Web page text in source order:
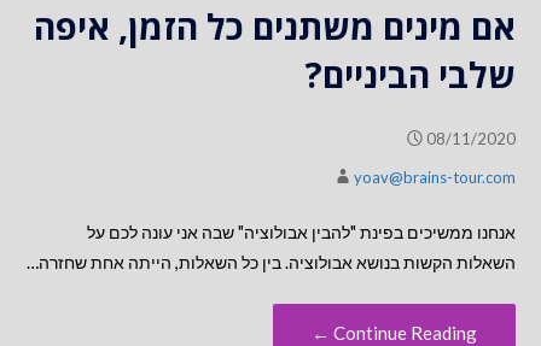
אם מינים משתנים כל הזמן, איפה
שלבי הביניים?
08/11/2020
yoav@brains-tour.com
אנחנו ממשיכים בפינת "להבין אבולוציה" שבה אני עונה לכם על
השאלות הקשות בנושא אבולוציה. בין כל השאלות, הייתה אחת שחזרה…
Continue Reading ←